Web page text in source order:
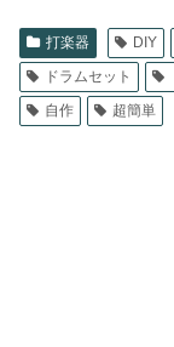
打楽器 DIY
ドラムセット
自作
超簡単